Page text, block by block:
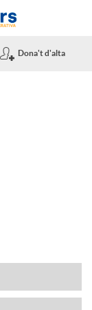
Dona't d'alta